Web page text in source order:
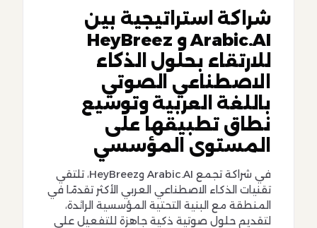
شراكة استراتيجية بين
Arabic.AI و HeyBreez
للارتقاء بحلول الذكاء
الاصطناعي الصوتي
باللغة العربية وتوسيع
نطاق تطبيقها على
المستوى المؤسسي
في شراكة تجمع Arabic.AI وHeyBreez، تلتقي
تقنيات الذكاء الاصطناعي العربي الأكثر تقدمًا في
المنطقة مع البنية التحتية المؤسسية الرائدة،
لتقديم حلول صوتية ذكية جاهزة للتفعيل على